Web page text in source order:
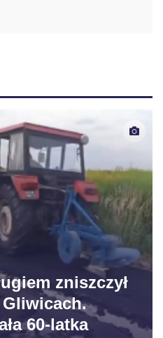
zniszczył
60-latka